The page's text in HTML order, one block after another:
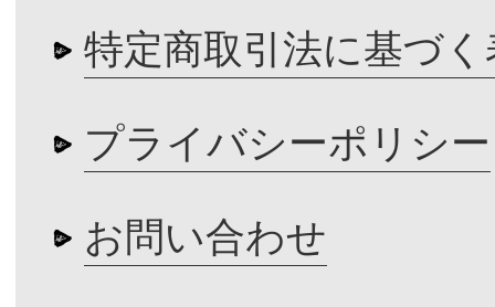
特定商取引法に基づく
プライバシーポリシー
お問い合わせ